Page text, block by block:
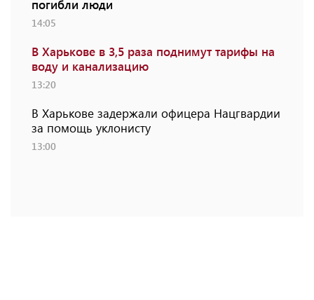
погибли люди
14:05
В Харькове в 3,5 раза поднимут тарифы на
воду и канализацию
13:20
В Харькове задержали офицера Нацгвардии
за помощь уклонисту
13:00